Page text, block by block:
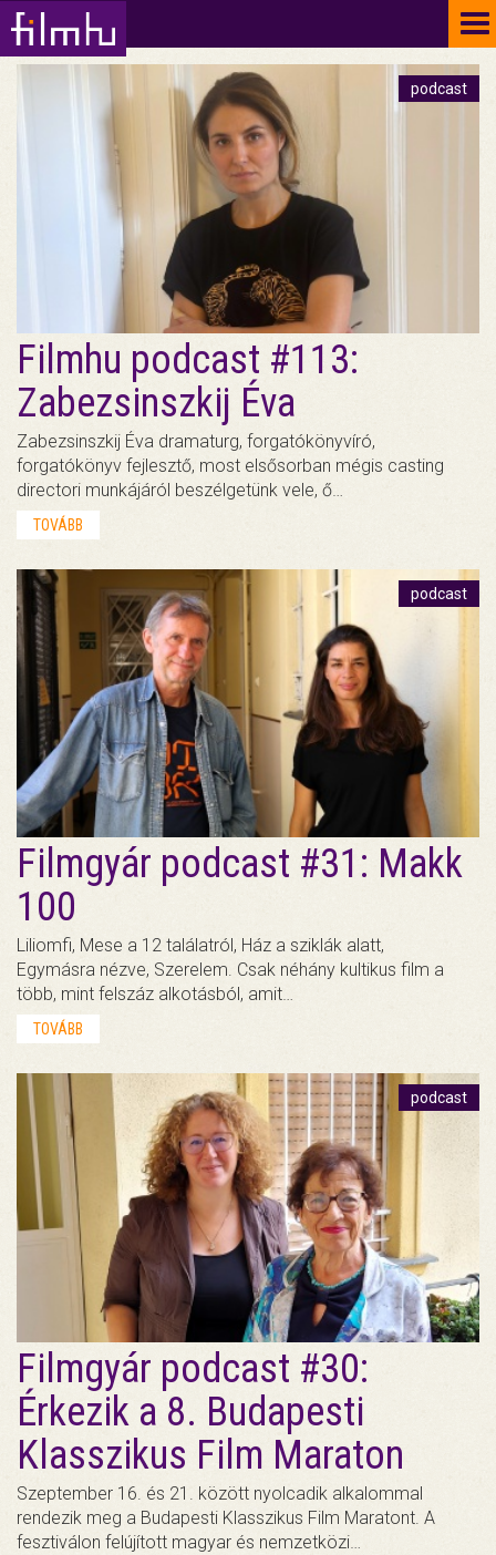
podcast
Filmhu podcast #113:
Zabezsinszkij Éva
Zabezsinszkij Éva dramaturg, forgatókönyvíró,
forgatókönyv fejlesztő, most elsősorban mégis casting
directori munkájáról beszélgetünk vele, ő…
TOVÁBB
podcast
Filmgyár podcast #31: Makk
100
Liliomfi, Mese a 12 találatról, Ház a sziklák alatt,
Egymásra nézve, Szerelem. Csak néhány kultikus film a
több, mint felszáz alkotásból, amit…
TOVÁBB
podcast
Filmgyár podcast #30:
Érkezik a 8. Budapesti
Klasszikus Film Maraton
Szeptember 16. és 21. között nyolcadik alkalommal
rendezik meg a Budapesti Klasszikus Film Maratont. A
fesztiválon felújított magyar és nemzetközi…